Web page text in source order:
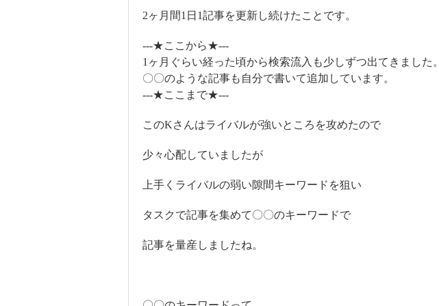
2ヶ月間1日1記事を更新し続けたことです。
---★ここから★---
1ヶ月ぐらい経った頃から検索流入も少しずつ出てきました。
〇〇のような記事も自分で書いて追加しています。
---★ここまで★---
このKさんはライバルが強いところを攻めたので
少々心配していましたが
上手くライバルの弱い隙間キーワードを狙い
タスクで記事を集めて〇〇のキーワードで
記事を量産しましたね。